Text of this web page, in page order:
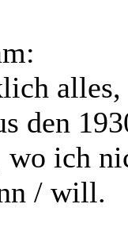
den
wo ich
/ will.